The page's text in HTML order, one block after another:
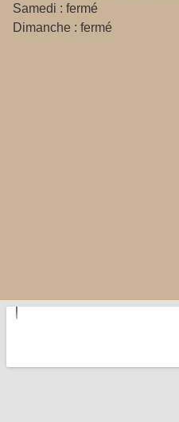
Samedi : fermé
Dimanche : fermé